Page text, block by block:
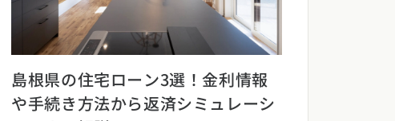
島根県の住宅ローン3選！金利情報
や手続き方法から返済シミュレーシ